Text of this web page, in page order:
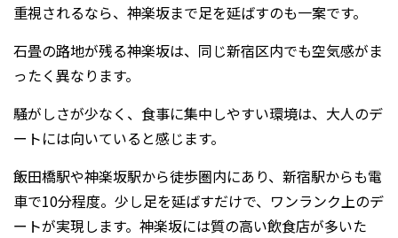
重視されるなら、神楽坂まで足を延ばすのも一案です。
石畳の路地が残る神楽坂は、同じ新宿区内でも空気感がま
ったく異なります。
騒がしさが少なく、食事に集中しやすい環境は、大人のデ
ートには向いていると感じます。
飯田橋駅や神楽坂駅から徒歩圏内にあり、新宿駅からも電
車で10分程度。少し足を延ばすだけで、ワンランク上のデ
ートが実現します。神楽坂には質の高い飲食店が多いた